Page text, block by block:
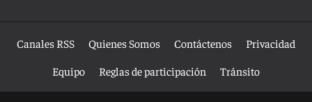
Canales RSS Quienes Somos Contáctenos
Privacidad
Equipo
Reglas de participación Tránsito